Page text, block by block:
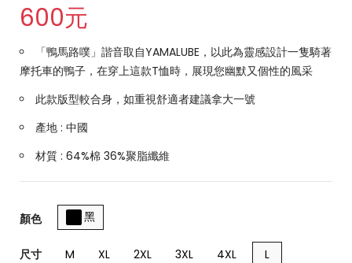
600元
「鴨馬路噗」諧音取自YAMALUBE，以此為靈感設計一隻騎著
摩托車的鴨子，在穿上這款T恤時，展現您幽默又個性的風采
此款版型較合身，如重視舒適者建議拿大一號
產地 : 中國
材質 : 64%棉 36%聚脂纖維
顏色 黑
尺寸 M XL 2XL 3XL 4XL L